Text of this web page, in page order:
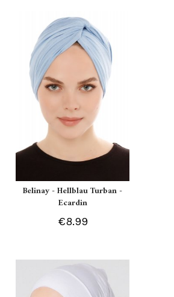
Belinay - Hellblau Turban -
Ecardin
€8.99